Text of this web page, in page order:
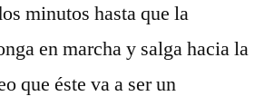
minutos hasta que la
en marcha y salga hacia la
que éste va a ser un